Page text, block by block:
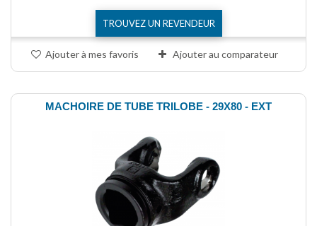
TROUVEZ UN REVENDEUR
Ajouter à mes favoris Ajouter au comparateur
MACHOIRE DE TUBE TRILOBE - 29X80 - EXT